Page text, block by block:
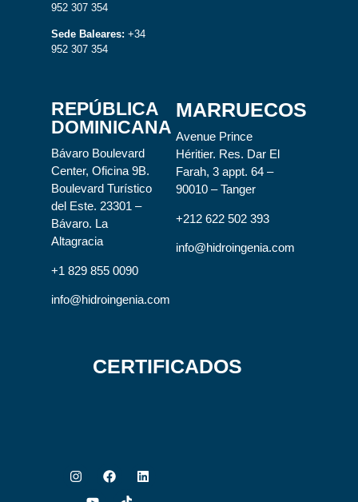
952 307 354
Sede Baleares: +34
952 307 354
REPÚBLICA
DOMINICANA
Bávaro Boulevard
Center, Oficina 9B.
Boulevard Turístico
del Este. 23301 –
Bávaro. La
Altagracia
+1 829 855 0090
info@hidroingenia.com
MARRUECOS
Avenue Prince
Héritier. Res. Dar El
Farah, 3 appt. 64 –
90010 – Tanger
+212 622 502 393
info@hidroingenia.com
CERTIFICADOS